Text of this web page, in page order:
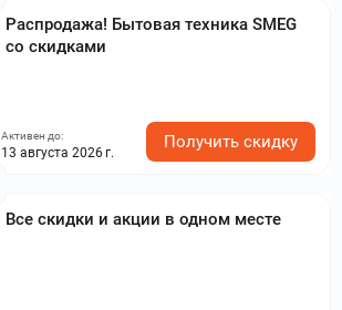
Распродажа! Бытовая техника SMEG
со скидками
Активен до:
13 августа 2026 г.
Получить скидку
Все скидки и акции в одном месте